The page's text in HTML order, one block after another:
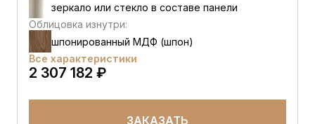
зеркало или стекло в составе панели
Облицовка изнутри:
шпонированный МДФ (шпон)
Все характеристики
2 307 182 ₽
ЗАКАЗАТЬ